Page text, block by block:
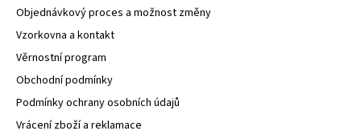
Objednávkový proces a možnost změny
Vzorkovna a kontakt
Věrnostní program
Obchodní podmínky
Podmínky ochrany osobních údajů
Vrácení zboží a reklamace